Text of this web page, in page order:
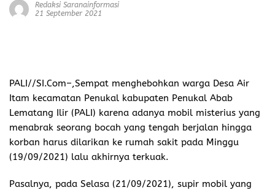
Redaksi Saranainformasi
21 September 2021
PALI//SI.Com–,Sempat menghebohkan warga Desa Air
Itam kecamatan Penukal kabupaten Penukal Abab
Lematang Ilir (PALI) karena adanya mobil misterius yang
menabrak seorang bocah yang tengah berjalan hingga
korban harus dilarikan ke rumah sakit pada Minggu
(19/09/2021) lalu akhirnya terkuak.
Pasalnya, pada Selasa (21/09/2021), supir mobil yang